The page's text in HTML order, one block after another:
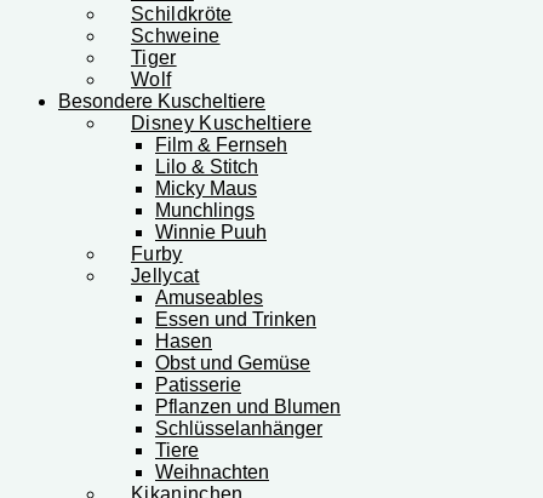
Schildkröte
Schweine
Tiger
Wolf
Besondere Kuscheltiere
Disney Kuscheltiere
Film & Fernseh
Lilo & Stitch
Micky Maus
Munchlings
Winnie Puuh
Furby
Jellycat
Amuseables
Essen und Trinken
Hasen
Obst und Gemüse
Patisserie
Pflanzen und Blumen
Schlüsselanhänger
Tiere
Weihnachten